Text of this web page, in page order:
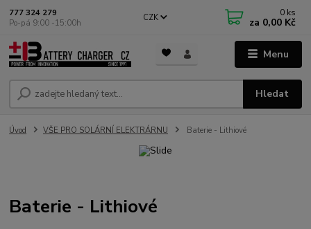
Menu
CZK
Hledat
777 324 279
Po-pá 9:00 -15:00h
0 ks
za 0,00 Kč
Úvod VŠE PRO SOLÁRNÍ ELEKTRÁRNU Baterie - Lithiové
Baterie - Lithiové